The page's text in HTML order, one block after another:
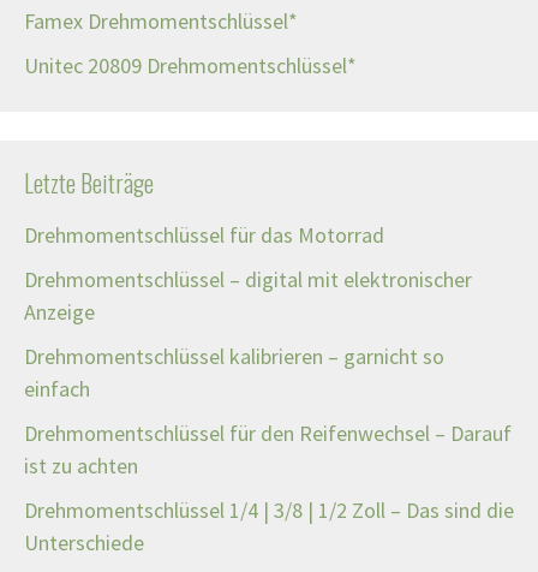
Famex Drehmomentschlüssel*
Unitec 20809 Drehmomentschlüssel*
Letzte Beiträge
Drehmomentschlüssel für das Motorrad
Drehmomentschlüssel – digital mit elektronischer
Anzeige
Drehmomentschlüssel kalibrieren – garnicht so
einfach
Drehmomentschlüssel für den Reifenwechsel – Darauf
ist zu achten
Drehmomentschlüssel 1/4 | 3/8 | 1/2 Zoll – Das sind die
Unterschiede